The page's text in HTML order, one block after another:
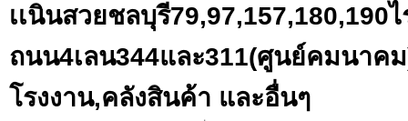
เเนินสวยชลบุรี79,97,157,180,190ไ
ถนน4เลน344และ311(ศูนย์คมนาคม
โรงงาน,คลังสินค้า และอื่นๆ